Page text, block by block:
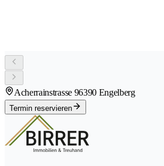
Acherrainstrasse 96390 Engelberg
Termin reservieren